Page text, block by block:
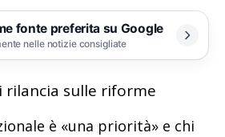
fonte preferita su Google
nelle notizie consigliate
rilancia sulle riforme
è «una priorità» e chi